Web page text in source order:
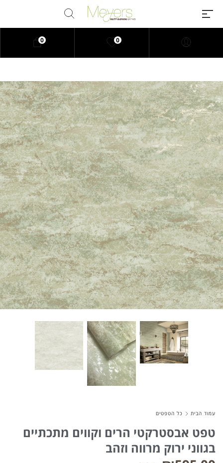
Millions of people around the
world visit Envato to buy and sell
creative assets, use smart design
templates, learn creative skills or
even hire freelancers. With an
industry-leading marketplace
paired with an unlimited
subscription service, Envato
helps creatives like you get
projects done faster.
About Envato
Careers
Privacy Policy
Community
Blog
0
0
עמוד הבית כל הטפטים
טפט אבסטרקטי הרים וקווים מתכתיים
בגווני ירוק מרווה וזהב